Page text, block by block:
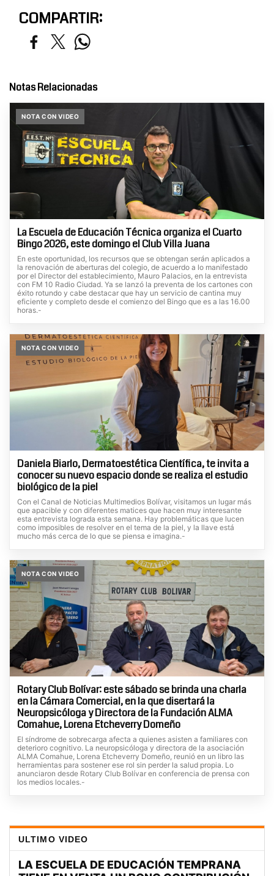
COMPARTIR:
Notas Relacionadas
NOTA CON VIDEO
La Escuela de Educación Técnica organiza el Cuarto
Bingo 2026, este domingo el Club Villa Juana
En este oportunidad, los recursos que se obtengan serán aplicados a
la renovación de aberturas del colegio, de acuerdo a lo manifestado
por el Director del establecimiento, Mauro Palacios, en la entrevista
con FM 10 Radio Ciudad. Ya se lanzó la preventa de los cartones con
éxito rotundo y cabe destacar que hay un servicio de cantina muy
eficiente y completo desde el comienzo del Bingo que es a las 16.00
horas.-
NOTA CON VIDEO
Daniela Biarlo, Dermatoestética Científica, te invita a
conocer su nuevo espacio donde se realiza el estudio
biológico de la piel
Con el Canal de Noticias Multimedios Bolívar, visitamos un lugar más
que apacible y con diferentes matices que hacen muy interesante
esta entrevista lograda esta semana. Hay problemáticas que lucen
como imposibles de resolver en el tema de la piel, y la llave está
mucho más cerca de lo que se piensa e imagina.-
NOTA CON VIDEO
Rotary Club Bolívar: este sábado se brinda una charla
en la Cámara Comercial, en la que disertará la
Neuropsicóloga y Directora de la Fundación ALMA
Comahue, Lorena Etcheverry Domeño
El síndrome de sobrecarga afecta a quienes asisten a familiares con
deterioro cognitivo. La neuropsicóloga y directora de la asociación
ALMA Comahue, Lorena Etcheverry Domeño, reunió en un libro las
herramientas para sostener ese rol sin perder la salud propia. Lo
anunciaron desde Rotary Club Bolívar en conferencia de prensa con
los medios locales.-
ULTIMO VIDEO